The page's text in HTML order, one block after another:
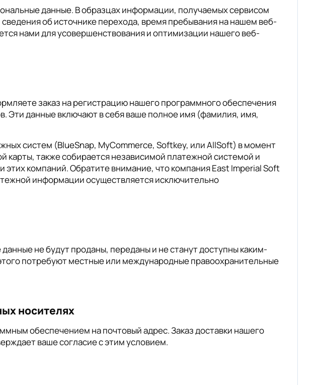
данные. В образцах информации, получаемых сервисом
об источнике перехода, время пребывания на нашем веб-
нами для усовершенствования и оптимизации нашего веб-
заказ на регистрацию нашего программного обеспечения
Эти данные включают в себя ваше полное имя (фамилия, имя,
систем (BlueSnap, MyCommerce, Softkey, или AllSoft) в момент
также собирается независимой платежной системой и
компаний. Обратите внимание, что компания East Imperial Soft
информации осуществляется исключительно
не будут проданы, переданы и не станут доступны каким-
потребуют местные или международные правоохранительные
носителях
обеспечением на почтовый адрес. Заказ доставки нашего
ваше согласие с этим условием.